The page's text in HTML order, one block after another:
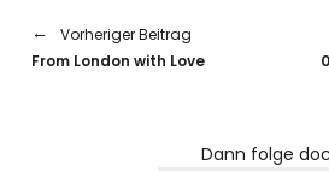
Vorheriger Beitrag
From London with Love
Dann folge